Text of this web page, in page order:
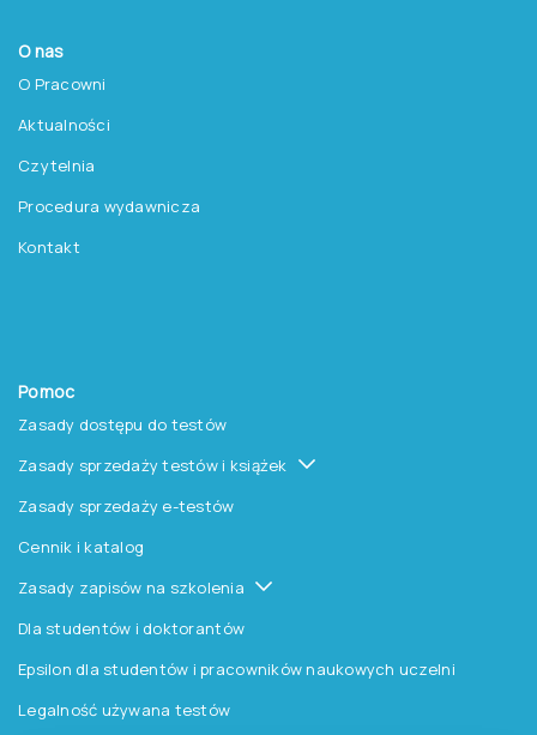
O nas
O Pracowni
Aktualności
Czytelnia
Procedura wydawnicza
Kontakt
Pomoc
Zasady dostępu do testów
Zasady sprzedaży testów i książek
Zasady sprzedaży e-testów
Cennik i katalog
Zasady zapisów na szkolenia
Dla studentów i doktorantów
Epsilon dla studentów i pracowników naukowych uczelni
Legalność używana testów